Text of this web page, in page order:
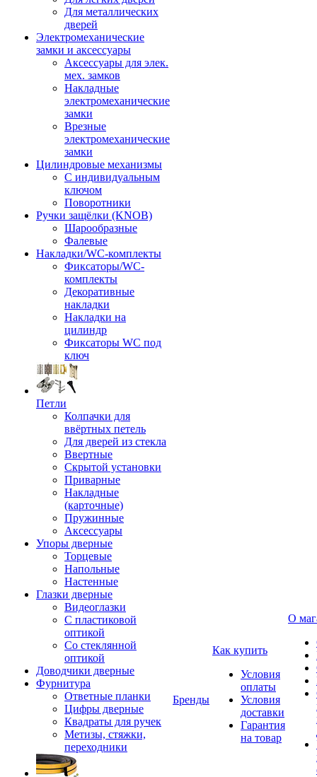
Для металлических
дверей
Электромеханические
замки и аксессуары
Аксессуары для элек.
мех. замков
Накладные
электромеханические
замки
Врезные
электромеханические
замки
Цилиндровые механизмы
С индивидуальным
ключом
Поворотники
Ручки защёлки (KNOB)
Шарообразные
Фалевые
Накладки/WC-комплекты
Фиксаторы/WC-
комплекты
Декоративные
накладки
Накладки на
цилиндр
Фиксаторы WC под
ключ
Петли
Колпачки для
ввёртных петель
Для дверей из стекла
Ввертные
Скрытой установки
Приварные
Накладные
(карточные)
Пружинные
Аксессуары
Упоры дверные
Торцевые
Напольные
Настенные
Глазки дверные
Видеоглазки
С пластиковой
оптикой
Со стеклянной
оптикой
Доводчики дверные
Фурнитура
Ответные планки
Цифры дверные
Квадраты для ручек
Метизы, стяжки,
переходники
Бренды
Как купить
Условия
оплаты
Условия
доставки
Гарантия
на товар
О